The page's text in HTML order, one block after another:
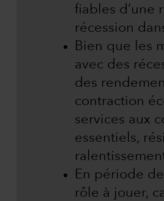
fiables d’une
récession
Bien que les
avec des
des
contraction
services aux
essentiels,
En période
rôle à jouer,